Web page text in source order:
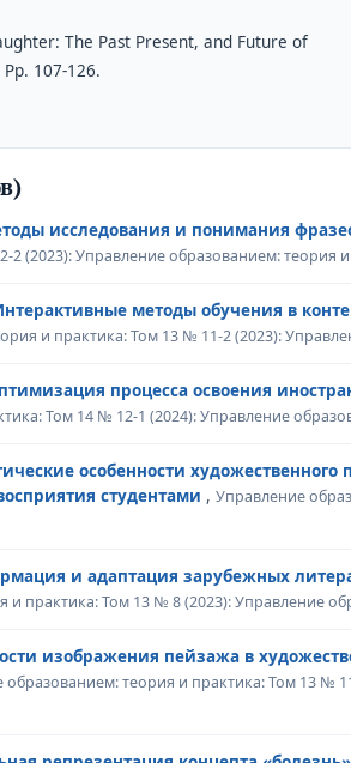
The Past Present, and Future of
107-126.
исследования и понимания
(2023): Управление образованием: теория
методы обучения в
и практика: Том 13 № 11-2 (2023):
процесса освоения
Том 14 № 12-1 (2024): Управление
особенности
студентами , Управление
и адаптация зарубежных
и практика: Том 13 № 8 (2023): Управление
изображения пейзажа в
образованием: теория и практика: Том 13 №